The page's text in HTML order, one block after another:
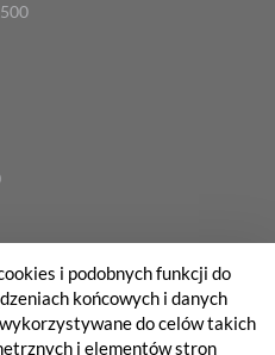
i podobnych funkcji do
końcowych i danych
do celów takich
i elementów stron